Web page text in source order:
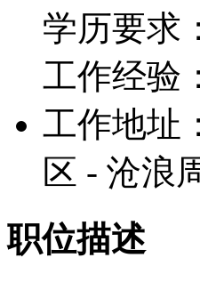
学历要求
工作经验
工作地址
区 - 沧浪
职位描述